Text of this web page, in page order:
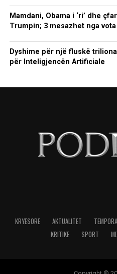
Mamdani, Obama i ‘ri’ dhe
Trumpin; 3 mesazhet nga
Dyshime për një fluskë
për Inteligjencën Artificiale
KRYESORE AKTUALITET
KRITIKE
SPORT